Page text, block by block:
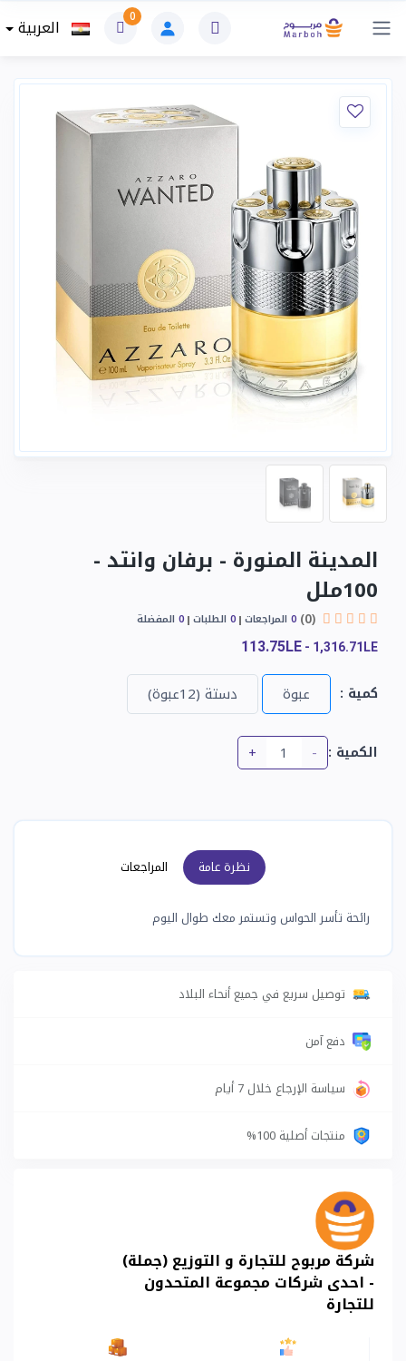
0 العربية
المدينة المنورة - برفان وانتد -
100ملل
(0)
0 المراجعات 0 الطلبات 0 المفضلة
113.75LE - 1,316.71LE
كمية : عبوة دستة (12عبوة)
الكمية : -
+
نظرة عامة المراجعات
رائحة تأسر الحواس وتستمر معك طوال اليوم
توصيل سريع في جميع أنحاء البلاد
دفع آمن
سياسة الإرجاع خلال 7 أيام
منتجات أصلية 100%
شركة مربوح للتجارة و التوزيع (جملة)
- احدى شركات مجموعة المتحدون
للتجارة